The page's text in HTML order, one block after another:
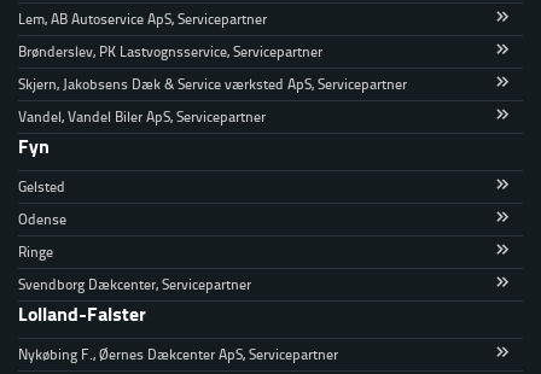
Lem, AB Autoservice ApS, Servicepartner
Brønderslev, PK Lastvognsservice, Servicepartner
Skjern, Jakobsens Dæk & Service værksted ApS, Servicepartner
Vandel, Vandel Biler ApS, Servicepartner
Fyn
Gelsted
Odense
Ringe
Svendborg Dækcenter, Servicepartner
Lolland-Falster
Nykøbing F., Øernes Dækcenter ApS, Servicepartner